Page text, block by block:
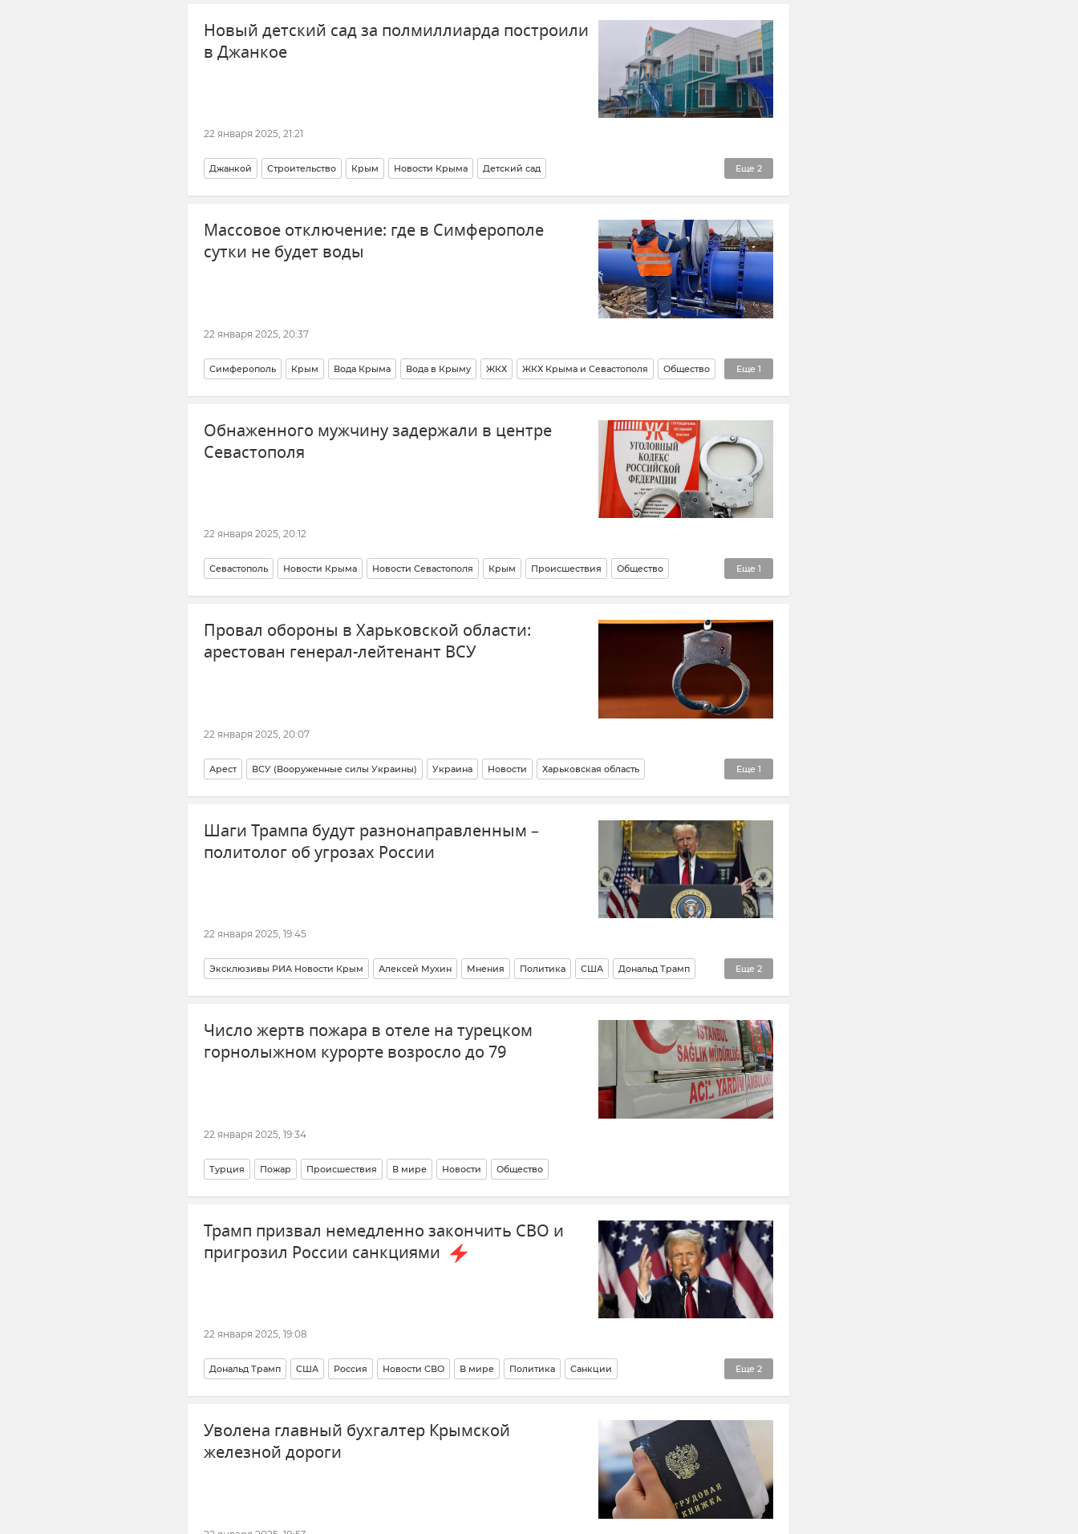
Новый детский сад за полмиллиарда построили
в Джанкое
22 января 2025, 21:21
Еще 2
Джанкой Строительство Крым Новости Крыма Детский сад
Министерство строительства и архитектуры Крыма (Минстрой РК)
Госпрограмма "Социальное экономическое развитие Крыма и Севастополя"
Массовое отключение: где в Симферополе
сутки не будет воды
22 января 2025, 20:37
Еще 1
Симферополь Крым Вода Крыма Вода в Крыму ЖКХ ЖКХ Крыма и Севастополя Общество
Новости Крыма
Обнаженного мужчину задержали в центре
Севастополя
22 января 2025, 20:12
Еще 1
Севастополь Новости Крыма Новости Севастополя Крым Происшествия Общество
УМВД России по Севастополю
Провал обороны в Харьковской области:
арестован генерал-лейтенант ВСУ
22 января 2025, 20:07
Еще 1
Арест ВСУ (Вооруженные силы Украины) Украина Новости Харьковская область
Новости СВО
Шаги Трампа будут разнонаправленным –
политолог об угрозах России
22 января 2025, 19:45
Еще 2
Эксклюзивы РИА Новости Крым Алексей Мухин Мнения Политика США Дональд Трамп
Россия Санкции
Число жертв пожара в отеле на турецком
горнолыжном курорте возросло до 79
22 января 2025, 19:34
Турция Пожар Происшествия В мире Новости Общество
Трамп призвал немедленно закончить СВО и
пригрозил России санкциями
22 января 2025, 19:08
Еще 2
Дональд Трамп США Россия Новости СВО В мире Политика Санкции
Санкции против России Новости
Уволена главный бухгалтер Крымской
железной дороги